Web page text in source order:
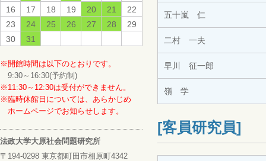
16
17 18 19 20 21
22
23
24 25 26 27 28
29
30
31
※開館時間は以下のとおりです。
9:30～16:30(予約制)
※11:30～12:30は受付ができません。
※臨時休館日については、あらかじめ
ホームページでお知らせします。
法政大学大原社会問題研究所
〒194-0298 東京都町田市相原町4342
五十嵐 仁
二村 一夫
早川 征一郎
嶺 学
[客員研究員]